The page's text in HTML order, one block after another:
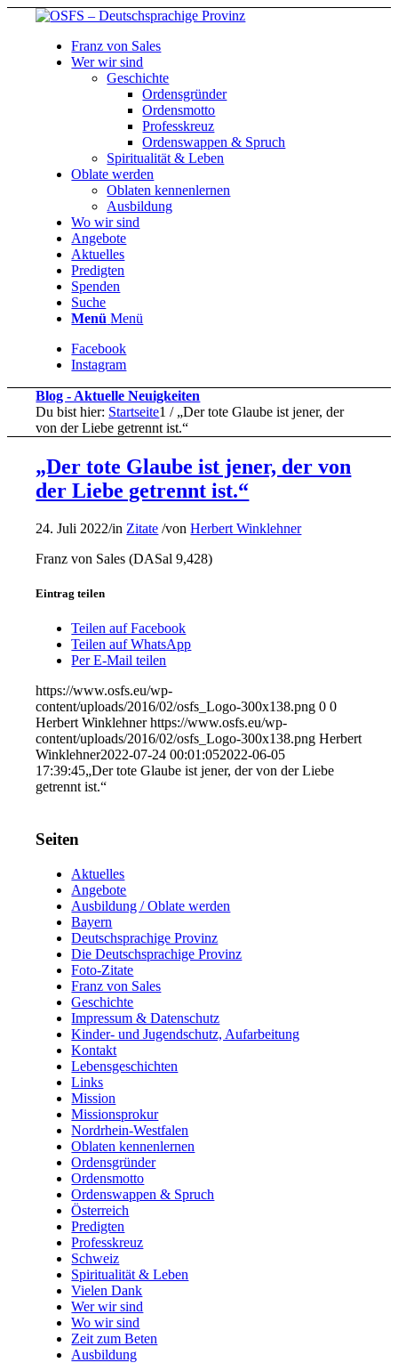
Franz von Sales
Wer wir sind
Geschichte
Ordensgründer
Ordensmotto
Professkreuz
Ordenswappen & Spruch
Spiritualität & Leben
Oblate werden
Oblaten kennenlernen
Ausbildung
Wo wir sind
Angebote
Aktuelles
Predigten
Spenden
Suche
Menü Menü
Facebook
Instagram
Blog - Aktuelle Neuigkeiten
Du bist hier: Startseite1 / „Der tote Glaube ist jener, der
von der Liebe getrennt ist.“
„Der tote Glaube ist jener, der von
der Liebe getrennt ist.“
24. Juli 2022/in Zitate /vonHerbert Winklehner
Franz von Sales (DASal 9,428)
Eintrag teilen
Teilen auf Facebook
Teilen auf WhatsApp
Per E-Mail teilen
https://www.osfs.eu/wp-
content/uploads/2016/02/osfs_Logo-300x138.png 0 0
Herbert Winklehner https://www.osfs.eu/wp-
content/uploads/2016/02/osfs_Logo-300x138.png Herbert
Winklehner2022-07-24 00:01:052022-06-05
17:39:45„Der tote Glaube ist jener, der von der Liebe
getrennt ist.“
Seiten
Aktuelles
Angebote
Ausbildung / Oblate werden
Bayern
Deutschsprachige Provinz
Die Deutschsprachige Provinz
Foto-Zitate
Franz von Sales
Geschichte
Impressum & Datenschutz
Kinder- und Jugendschutz, Aufarbeitung
Kontakt
Lebensgeschichten
Links
Mission
Missionsprokur
Nordrhein-Westfalen
Oblaten kennenlernen
Ordensgründer
Ordensmotto
Ordenswappen & Spruch
Österreich
Predigten
Professkreuz
Schweiz
Spiritualität & Leben
Vielen Dank
Wer wir sind
Wo wir sind
Zeit zum Beten
Ausbildung